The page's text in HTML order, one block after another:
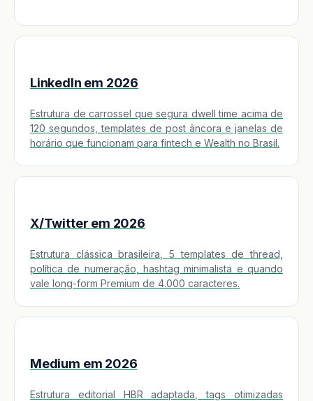
LinkedIn em 2026
Estrutura de carrossel que segura dwell time acima de
120 segundos, templates de post âncora e janelas de
horário que funcionam para fintech e Wealth no Brasil.
X/Twitter em 2026
Estrutura clássica brasileira, 5 templates de thread,
política de numeração, hashtag minimalista e quando
vale long-form Premium de 4.000 caracteres.
Medium em 2026
Estrutura editorial HBR adaptada, tags otimizadas